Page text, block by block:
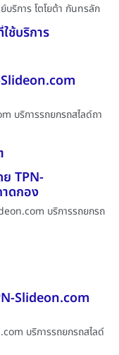
ริการ โตโยต้า กันทรลัก
ช้บริการ
บริการรถยกรถสไลด์ถา
TPN-
ดกอง
บริการรถยกรถ
Slideon.com
บริการรถยกรถสไลด์